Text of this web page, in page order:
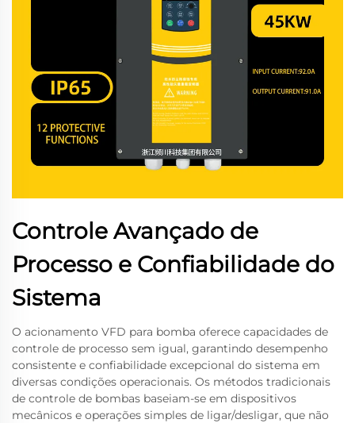
Controle Avançado de
Processo e Confiabilidade do
Sistema
O acionamento VFD para bomba oferece capacidades de
controle de processo sem igual, garantindo desempenho
consistente e confiabilidade excepcional do sistema em
diversas condições operacionais. Os métodos tradicionais
de controle de bombas baseiam-se em dispositivos
mecânicos e operações simples de ligar/desligar, que não